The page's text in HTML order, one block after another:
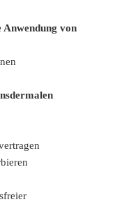
Anwendung von